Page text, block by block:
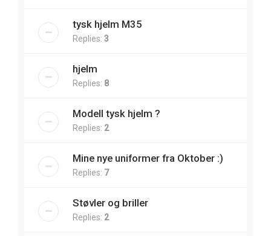
tysk hjelm M35
Replies: 3
hjelm
Replies: 8
Modell tysk hjelm ?
Replies: 2
Mine nye uniformer fra Oktober :)
Replies: 7
Støvler og briller
Replies: 2